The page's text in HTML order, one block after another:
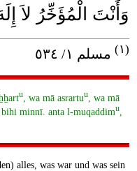
وَأَنْتَ الْمُؤَخِّرُ لاَ
(١) مسلم ١/ ٥٣٤
u, wa mā asrartuu, wa mā
bihi minnī. anta l-muqaddimu
alles, was war und was sein